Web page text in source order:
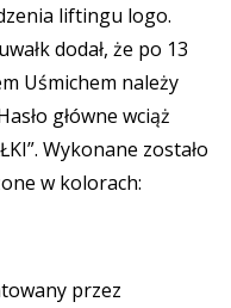
liftingu logo.
dodał, że po 13
Uśmichem należy
główne wciąż
Wykonane zostało
w kolorach:
przez